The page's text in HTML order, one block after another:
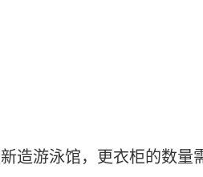
新造游泳馆，更衣柜的数量